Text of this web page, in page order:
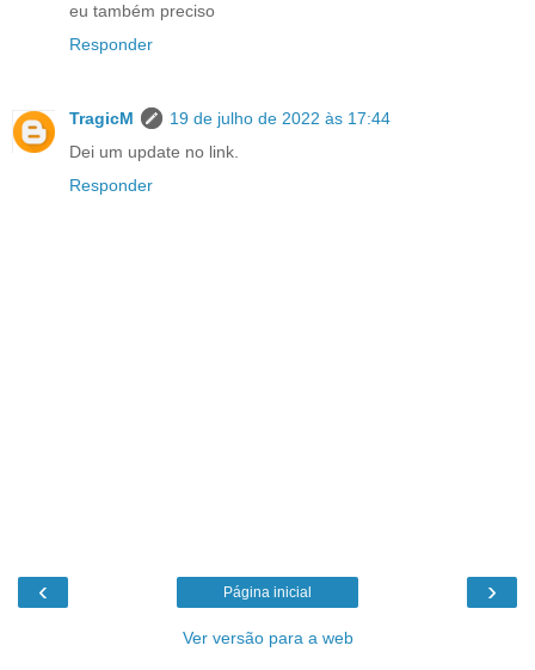
eu também preciso
Responder
TragicM
19 de julho de 2022 às 17:44
Dei um update no link.
Responder
‹ ›
Página inicial
Ver versão para a web